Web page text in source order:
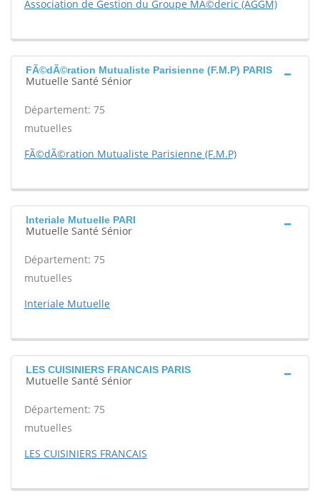
Association de Gestion du Groupe MÃ©deric (AGGM)
FÃ©dÃ©ration Mutualiste Parisienne (F.M.P) PARIS
Mutuelle Santé Sénior
Département: 75
mutuelles
FÃ©dÃ©ration Mutualiste Parisienne (F.M.P)
Interiale Mutuelle PARI
Mutuelle Santé Sénior
Département: 75
mutuelles
Interiale Mutuelle
LES CUISINIERS FRANCAIS PARIS
Mutuelle Santé Sénior
Département: 75
mutuelles
LES CUISINIERS FRANCAIS